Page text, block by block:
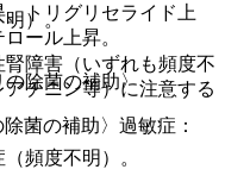
トリグリセライド上
ール上昇。
除菌の補助〉
菌の補助〉過敏症：
）。
障害（いずれも頻度不
チニン等）に注意する
頻度不明）。